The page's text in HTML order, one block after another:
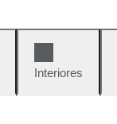
Interiores